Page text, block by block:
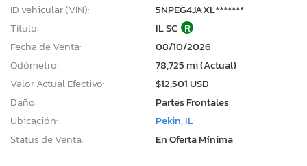
ID vehicular (VIN):
5NPEG4JAXL*******
Título:
IL SC R
Fecha de Venta:
08/10/2026
Odómetro:
78,725 mi (Actual)
Valor Actual Efectivo:
$12,501 USD
Daño:
Partes Frontales
Ubicación:
Pekin, IL
Status de Venta:
En Oferta Mínima